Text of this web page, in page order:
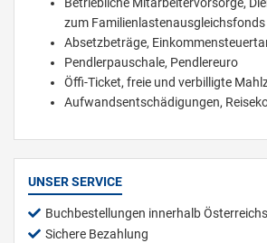
zum Familienlastenausgleichsfonds
Absetzbeträge,
Pendlerpauschale, Pendlereuro
Öffi-Ticket, freie und verbilligte
Aufwandsentschädigungen,
UNSER SERVICE
Buchbestellungen innerhalb Österreichs
Sichere Bezahlung